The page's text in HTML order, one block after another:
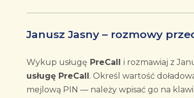
Janusz Jasny – rozmowy
Wykup usługę PreCall i rozmawiaj z
usługę PreCall. Określ wartość
mejlową PIN — należy wpisać go na